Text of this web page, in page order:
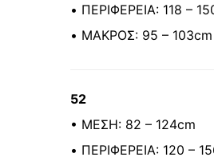
• ΠΕΡΙΦΕΡΕΙΑ: 118 –
• ΜΑΚΡΟΣ: 95 – 103cm
52
• ΜΕΣΗ: 82 – 124cm
• ΠΕΡΙΦΕΡΕΙΑ: 120 –